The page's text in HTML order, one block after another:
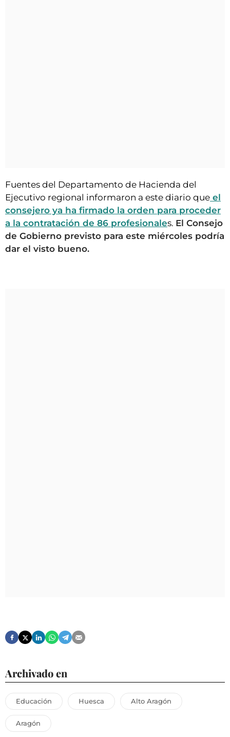
Fuentes del Departamento de Hacienda del
Ejecutivo regional informaron a este diario que el
consejero ya ha firmado la orden para proceder
a la contratación de 86 profesionales. El Consejo
de Gobierno previsto para este miércoles podría
dar el visto bueno.
Archivado en
Educación Huesca Alto Aragón
Aragón